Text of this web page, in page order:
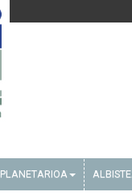
PLANETARIOA